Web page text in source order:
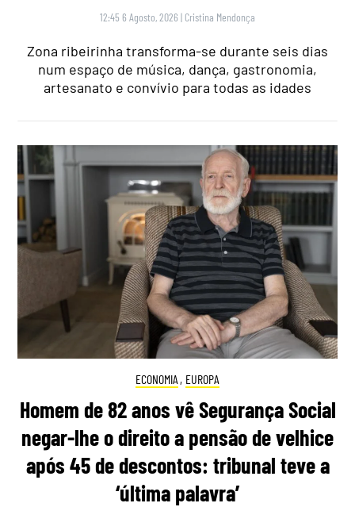
12:45 6 Agosto, 2026 | Cristina Mendonça
Zona ribeirinha transforma-se durante seis dias
num espaço de música, dança, gastronomia,
artesanato e convívio para todas as idades
ECONOMIA , EUROPA
Homem de 82 anos vê Segurança Social
negar-lhe o direito a pensão de velhice
após 45 de descontos: tribunal teve a
‘última palavra’